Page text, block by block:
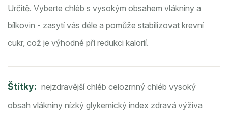
Určitě. Vyberte chléb s vysokým obsahem vlákniny a
bílkovin - zasytí vás déle a pomůže stabilizovat krevní
cukr, což je výhodné při redukci kalorií.
Štítky: nejzdravější chléb celozrnný chléb vysoký
obsah vlákniny nízký glykemický index zdravá výživa